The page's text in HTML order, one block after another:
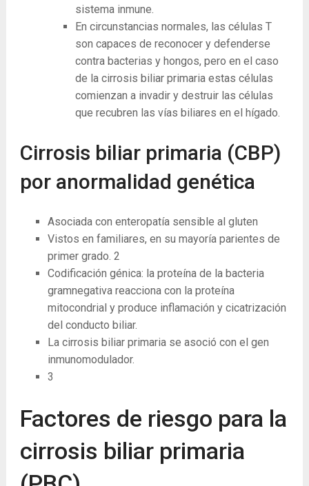
sistema inmune.
En circunstancias normales, las células T
son capaces de reconocer y defenderse
contra bacterias y hongos, pero en el caso
de la cirrosis biliar primaria estas células
comienzan a invadir y destruir las células
que recubren las vías biliares en el hígado.
Cirrosis biliar primaria (CBP)
por anormalidad genética
Asociada con enteropatía sensible al gluten
Vistos en familiares, en su mayoría parientes de
primer grado. 2
Codificación génica: la proteína de la bacteria
gramnegativa reacciona con la proteína
mitocondrial y produce inflamación y cicatrización
del conducto biliar.
La cirrosis biliar primaria se asoció con el gen
inmunomodulador.
3
Factores de riesgo para la
cirrosis biliar primaria